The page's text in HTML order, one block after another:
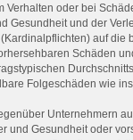
Verhalten oder bei
Gesundheit und der
auf die
Schäden
Folgeschäden wie
Unternehmern
und Gesundheit oder